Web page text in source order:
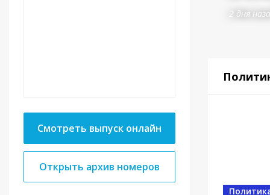
Смотреть выпуск онлайн
Открыть архив номеров
2 дня
Власть